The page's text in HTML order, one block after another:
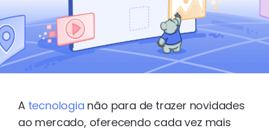
A tecnologia não para de trazer novidades
ao mercado, oferecendo cada vez mais